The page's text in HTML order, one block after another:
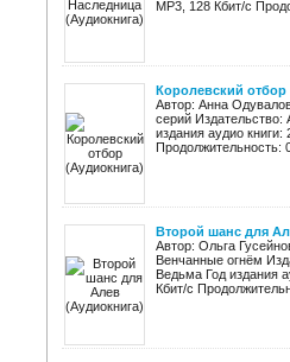
MP3, 128 Кбит/с
Королевский отбор
Автор: Анна
серий Издательство:
издания аудио
Продолжительность:
Второй шанс для
Автор: Ольга
Венчанные огнём
Ведьма Год издания
Кбит/с